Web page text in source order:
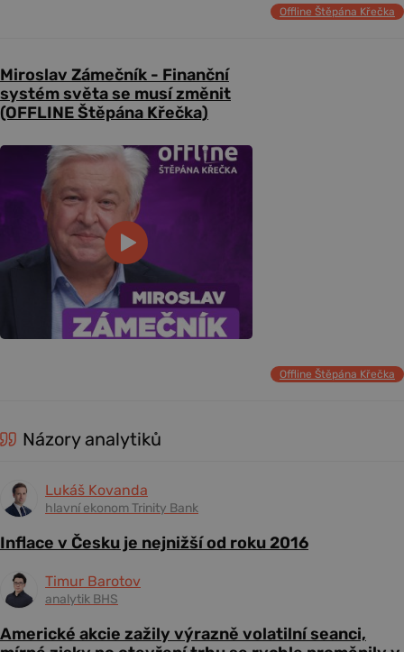
Offline Štěpána Křečka
Miroslav Zámečník - Finanční
systém světa se musí změnit
(OFFLINE Štěpána Křečka)
Offline Štěpána Křečka
Názory analytiků
Lukáš Kovanda
hlavní ekonom Trinity Bank
Inflace v Česku je nejnižší od roku 2016
Timur Barotov
analytik BHS
Americké akcie zažily výrazně volatilní seanci,